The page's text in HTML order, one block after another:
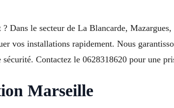
Dans le secteur de La Blancarde,
vos installations rapidement. Nous
Contactez le 0628318620 pour une
Marseille